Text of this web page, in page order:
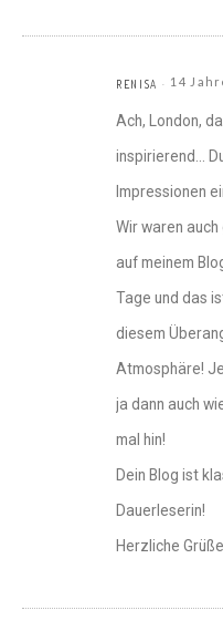
RENISA 14
Ach, London,
inspirierend…
Impressionen
Wir waren
auf meinem
Tage und das
diesem
Atmosphäre!
ja dann auch
mal hin!
Dein Blog ist
Dauerleserin!
Herzliche